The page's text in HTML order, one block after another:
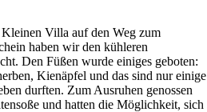
Villa auf den Weg zum
haben wir den kühleren
Den Füßen wurde einiges geboten:
Kienäpfel und das sind nur einige
durften. Zum Ausruhen genossen
und hatten die Möglichkeit, sich